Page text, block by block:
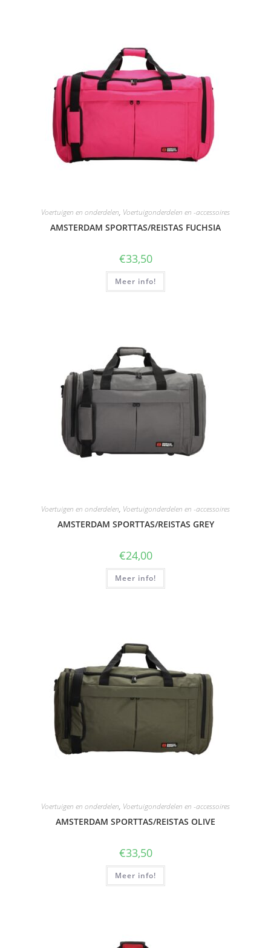
Voertuigen en onderdelen, Voertuigonderdelen en -accessoires
AMSTERDAM SPORTTAS/REISTAS FUCHSIA
€33,50
Meer info!
Voertuigen en onderdelen, Voertuigonderdelen en -accessoires
AMSTERDAM SPORTTAS/REISTAS GREY
€24,00
Meer info!
Voertuigen en onderdelen, Voertuigonderdelen en -accessoires
AMSTERDAM SPORTTAS/REISTAS OLIVE
€33,50
Meer info!